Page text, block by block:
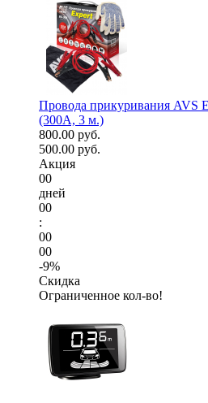
Провода прикуривания AVS
(300А, 3 м.)
800.00 руб.
500.00 руб.
Акция
00
дней
00
:
00
00
-9%
Скидка
Ограниченное кол-во!